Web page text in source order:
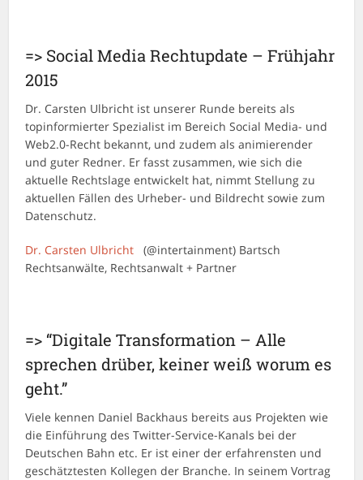
=> Social Media Rechtupdate – Frühjahr
2015
Dr. Carsten Ulbricht ist unserer Runde bereits als
topinformierter Spezialist im Bereich Social Media- und
Web2.0-Recht bekannt, und zudem als animierender
und guter Redner. Er fasst zusammen, wie sich die
aktuelle Rechtslage entwickelt hat, nimmt Stellung zu
aktuellen Fällen des Urheber- und Bildrecht sowie zum
Datenschutz.
Dr. Carsten Ulbricht (@intertainment) Bartsch
Rechtsanwälte, Rechtsanwalt + Partner
=> “Digitale Transformation – Alle
sprechen drüber, keiner weiß worum es
geht.”
Viele kennen Daniel Backhaus bereits aus Projekten wie
die Einführung des Twitter-Service-Kanals bei der
Deutschen Bahn etc. Er ist einer der erfahrensten und
geschätztesten Kollegen der Branche. In seinem Vortrag